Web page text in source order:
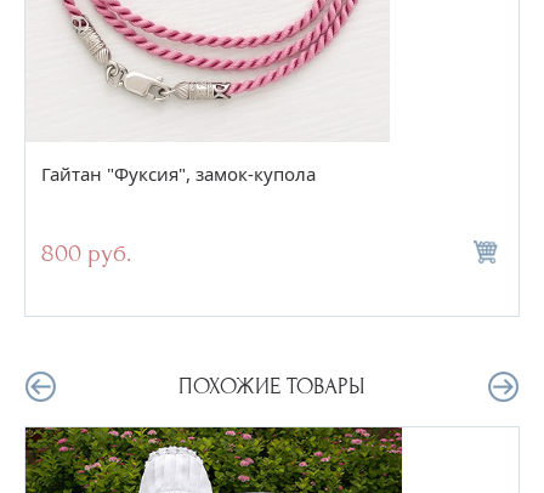
Гайтан "Фуксия", замок-купола
800 руб.
ПОХОЖИЕ ТОВАРЫ